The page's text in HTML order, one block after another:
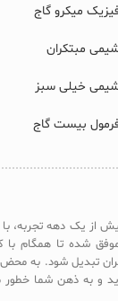
میکرو گاج
مبتکران
خیلی سبز
بیست گاج
از یک دهه تجربه،
شده تا همگام با
تبدیل شود. به
و به ذهن شما خطور